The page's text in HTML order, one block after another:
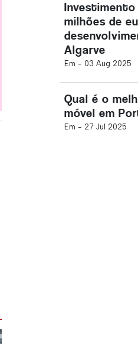
Investimento
milhões de
Algarve
Em - 03 Aug 2025
Qual é o
móvel em
Em - 27 Jul 2025